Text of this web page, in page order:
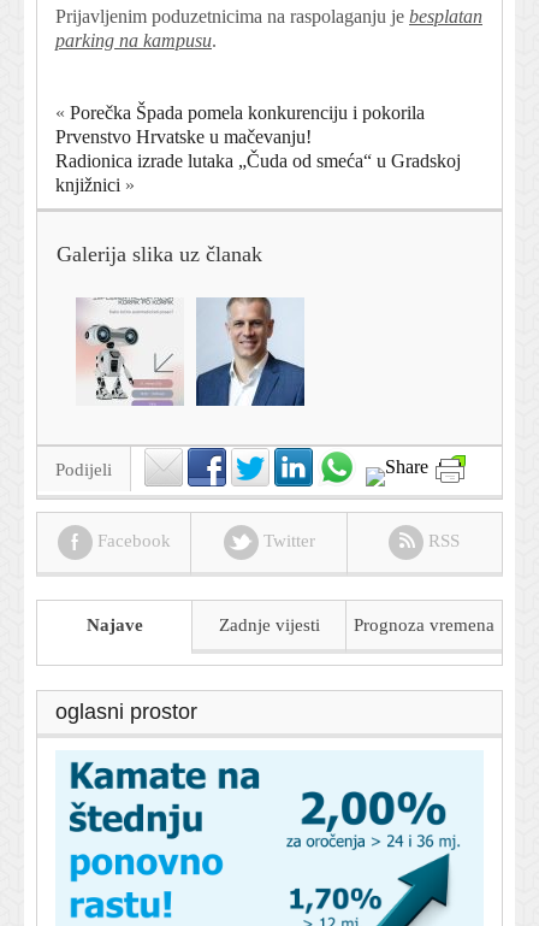
Prijavljenim poduzetnicima na raspolaganju je besplatan
parking na kampusu.
« Porečka Špada pomela konkurenciju i pokorila
Prvenstvo Hrvatske u mačevanju!
Radionica izrade lutaka „Čuda od smeća“ u Gradskoj
knjižnici »
Galerija slika uz članak
Podijeli
Facebook Twitter RSS
Najave Zadnje vijesti Prognoza vremena
oglasni prostor